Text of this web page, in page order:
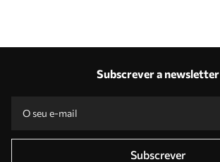
Subscrever a newsletter
Subscrever